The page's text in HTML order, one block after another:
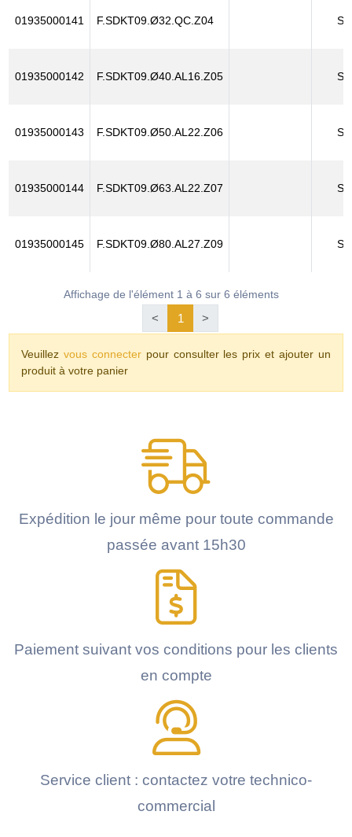
01935000141 F.SDKT09.Ø32.QC.Z04
01935000142 F.SDKT09.Ø40.AL16.Z05
01935000143 F.SDKT09.Ø50.AL22.Z06
01935000144 F.SDKT09.Ø63.AL22.Z07
01935000145 F.SDKT09.Ø80.AL27.Z09
Affichage de l'élément 1 à 6 sur 6 éléments
< 1 >
Veuillezvous connecterpour consulter les prix et ajouter un
produit à votre panier
Expédition le jour même pour toute commande
passée avant 15h30
Paiement suivant vos conditions pour les clients
en compte
Service client : contactez votre technico-
commercial